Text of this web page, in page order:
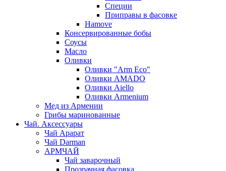
Специи
Приправы в фасовке
Hamove
Консервированные бобы
Соусы
Масло
Оливки
Оливки "Arm Eco"
Оливки AMADO
Оливки Aiello
Оливки Armenium
Мед из Армении
Грибы маринованные
Чай. Аксессуары
Чай Арарат
Чай Darman
АРМЧАЙ
Чай заварочный
Прозрачная фасовка